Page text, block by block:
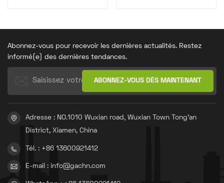
Abonnez-vous pour recevoir les dernières actualités. Restez
informé(e) des dernières tendances.
Adresse : NO.1010 Wuxian road, Wuxian Town Tong'an
District, Xiamen, China
Tél. : +86 13600921412
E-mail : info@gachn.com